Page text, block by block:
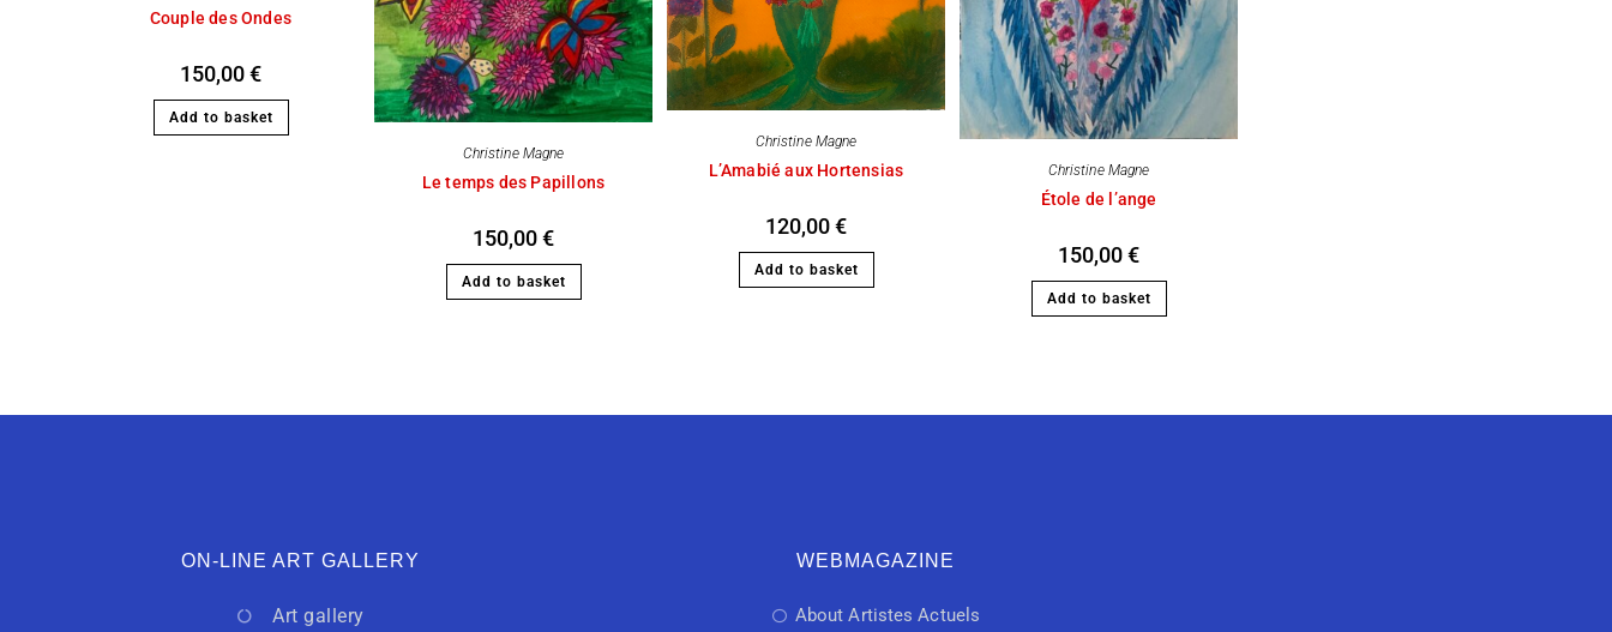
Couple des Ondes
150,00€
Add to basket
Christine Magne
Le temps des Papillons
150,00€
Add to basket
Christine Magne
L’Amabié aux Hortensias
120,00€
Add to basket
Christine Magne
Étole de l’ange
150,00€
Add to basket
ON-LINE ART GALLERY
Art gallery
WEBMAGAZINE
About Artistes Actuels